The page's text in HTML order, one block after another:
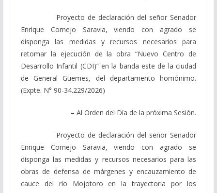
Proyecto de declaración del señor Senador
Enrique Cornejo Saravia, viendo con agrado se
disponga las medidas y recursos necesarios para
retomar la ejecución de la obra “Nuevo Centro de
Desarrollo Infantil (CDI)” en la banda este de la ciudad
de General Güemes, del departamento homónimo.
(Expte. N° 90-34.229/2026)
– Al Orden del Día de la próxima Sesión.
Proyecto de declaración del señor Senador
Enrique Cornejo Saravia, viendo con agrado se
disponga las medidas y recursos necesarios para las
obras de defensa de márgenes y encauzamiento de
cauce del río Mojotoro en la trayectoria por los